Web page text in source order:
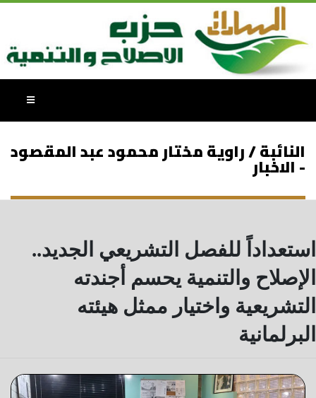
النائبة / راوية مختار محمود عبد المقصود
- الاخبار
استعداداً للفصل التشريعي الجديد..
الإصلاح والتنمية يحسم أجندته
التشريعية واختيار ممثل هيئته
البرلمانية